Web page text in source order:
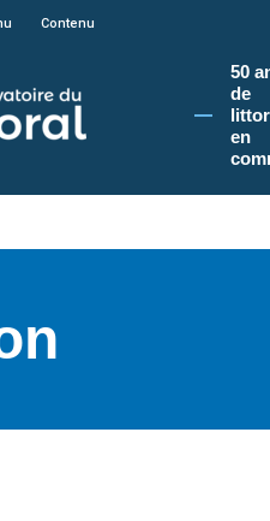
du Conservatoire du littoral, vous
Contenu
50
de
en